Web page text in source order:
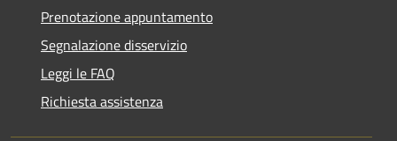
Prenotazione appuntamento
Segnalazione disservizio
Leggi le FAQ
Richiesta assistenza